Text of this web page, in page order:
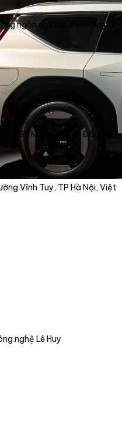
ngôn ngữ lập trình Clojure
Sở Kế Hoạch và Đầu Tư
Vĩnh Tuy, TP Hà Nội, Việt
nghệ Lê Huy